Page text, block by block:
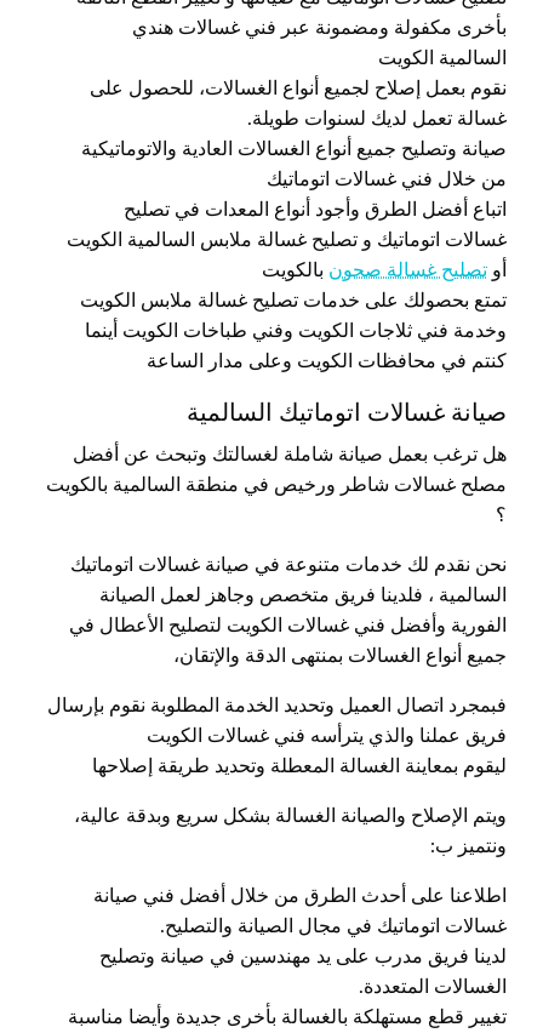
بأخرى مكفولة ومضمونة عبر فني غسالات هندي
السالمية الكويت
نقوم بعمل إصلاح لجميع أنواع الغسالات، للحصول على
غسالة تعمل لديك لسنوات طويلة.
صيانة وتصليح جميع أنواع الغسالات العادية والاتوماتيكية
من خلال فني غسالات اتوماتيك
اتباع أفضل الطرق وأجود أنواع المعدات في تصليح
غسالات اتوماتيك و تصليح غسالة ملابس السالمية الكويت
أو تصليح غسالة صحون بالكويت
تمتع بحصولك على خدمات تصليح غسالة ملابس الكويت
وخدمة فني ثلاجات الكويت وفني طباخات الكويت أينما
كنتم في محافظات الكويت وعلى مدار الساعة
صيانة غسالات اتوماتيك السالمية
هل ترغب بعمل صيانة شاملة لغسالتك وتبحث عن أفضل
مصلح غسالات شاطر ورخيص في منطقة السالمية بالكويت
؟
نحن نقدم لك خدمات متنوعة في صيانة غسالات اتوماتيك
السالمية ، فلدينا فريق متخصص وجاهز لعمل الصيانة
الفورية وأفضل فني غسالات الكويت لتصليح الأعطال في
جميع أنواع الغسالات بمنتهى الدقة والإتقان،
فبمجرد اتصال العميل وتحديد الخدمة المطلوبة نقوم بإرسال
فريق عملنا والذي يترأسه فني غسالات الكويت
ليقوم بمعاينة الغسالة المعطلة وتحديد طريقة إصلاحها
ويتم الإصلاح والصيانة الغسالة بشكل سريع وبدقة عالية،
ونتميز ب:
اطلاعنا على أحدث الطرق من خلال أفضل فني صيانة
غسالات اتوماتيك في مجال الصيانة والتصليح.
لدينا فريق مدرب على يد مهندسين في صيانة وتصليح
الغسالات المتعددة.
تغيير قطع مستهلكة بالغسالة بأخرى جديدة وأيضا مناسبة